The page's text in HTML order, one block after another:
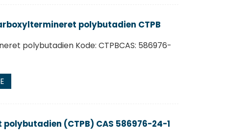
polybutadien CTPB
polybutadien Kode: CTPBCAS: 586976-
(CTPB) CAS 586976-24-1